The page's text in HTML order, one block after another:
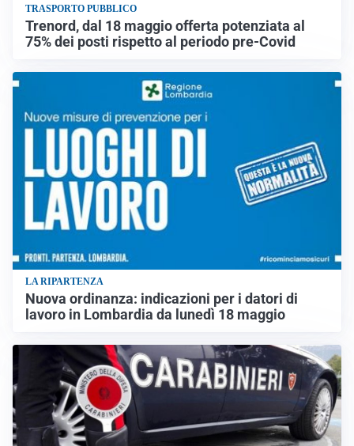
TRASPORTO PUBBLICO
Trenord, dal 18 maggio offerta potenziata al
75% dei posti rispetto al periodo pre-Covid
LA RIPARTENZA
Nuova ordinanza: indicazioni per i datori di
lavoro in Lombardia da lunedì 18 maggio